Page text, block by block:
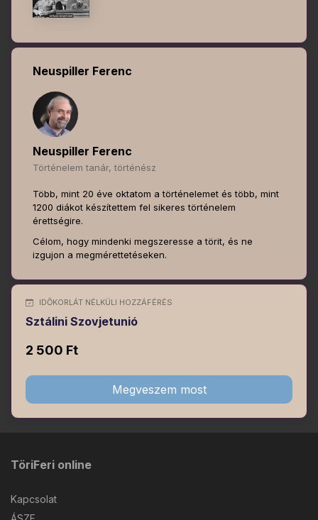
Neuspiller Ferenc
Neuspiller Ferenc
Történelem tanár, történész
Több, mint 20 éve oktatom a történelemet és több, mint
1200 diákot készítettem fel sikeres történelem
érettségire.
Célom, hogy mindenki megszeresse a törit, és ne
izgujon a megmérettetéseken.
IDŐKORLÁT NÉLKÜLI HOZZÁFÉRÉS
Sztálini Szovjetunió
2 500 Ft
Megveszem most
TöriFeri online
Kapcsolat